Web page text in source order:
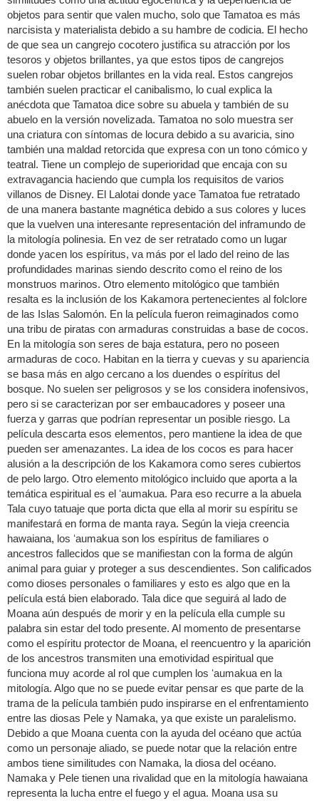
objetos para sentir que valen mucho, solo que Tamatoa es más
narcisista y materialista debido a su hambre de codicia. El hecho
de que sea un cangrejo cocotero justifica su atracción por los
tesoros y objetos brillantes, ya que estos tipos de cangrejos
suelen robar objetos brillantes en la vida real. Estos cangrejos
también suelen practicar el canibalismo, lo cual explica la
anécdota que Tamatoa dice sobre su abuela y también de su
abuelo en la versión novelizada. Tamatoa no solo muestra ser
una criatura con síntomas de locura debido a su avaricia, sino
también una maldad retorcida que expresa con un tono cómico y
teatral. Tiene un complejo de superioridad que encaja con su
extravagancia haciendo que cumpla los requisitos de varios
villanos de Disney. El Lalotai donde yace Tamatoa fue retratado
de una manera bastante magnética debido a sus colores y luces
que la vuelven una interesante representación del inframundo de
la mitología polinesia. En vez de ser retratado como un lugar
donde yacen los espíritus, va más por el lado del reino de las
profundidades marinas siendo descrito como el reino de los
monstruos marinos. Otro elemento mitológico que también
resalta es la inclusión de los Kakamora pertenecientes al folclore
de las Islas Salomón. En la película fueron reimaginados como
una tribu de piratas con armaduras construidas a base de cocos.
En la mitología son seres de baja estatura, pero no poseen
armaduras de coco. Habitan en la tierra y cuevas y su apariencia
se basa más en algo cercano a los duendes o espíritus del
bosque. No suelen ser peligrosos y se los considera inofensivos,
pero si se caracterizan por ser embaucadores y poseer una
fuerza y garras que podrían representar un posible riesgo. La
película descarta esos elementos, pero mantiene la idea de que
pueden ser amenazantes. La idea de los cocos es para hacer
alusión a la descripción de los Kakamora como seres cubiertos
de pelo largo. Otro elemento mitológico incluido que aporta a la
temática espiritual es el ʻaumakua. Para eso recurre a la abuela
Tala cuyo tatuaje que porta dicta que ella al morir su espíritu se
manifestará en forma de manta raya. Según la vieja creencia
hawaiana, los ʻaumakua son los espíritus de familiares o
ancestros fallecidos que se manifiestan con la forma de algún
animal para guiar y proteger a sus descendientes. Son calificados
como dioses personales o familiares y esto es algo que en la
película está bien elaborado. Tala dice que seguirá al lado de
Moana aún después de morir y en la película ella cumple su
palabra sin estar del todo presente. Al momento de presentarse
como el espíritu protector de Moana, el reencuentro y la aparición
de los ancestros transmiten una emotividad espiritual que
funciona muy acorde al rol que cumplen los ʻaumakua en la
mitología. Algo que no se puede evitar pensar es que parte de la
trama de la película también pudo inspirarse en el enfrentamiento
entre las diosas Pele y Namaka, ya que existe un paralelismo.
Debido a que Moana cuenta con la ayuda del océano que actúa
como un personaje aliado, se puede notar que la relación entre
ambos tiene similitudes con Namaka, la diosa del océano.
Namaka y Pele tienen una rivalidad que en la mitología hawaiana
representa la lucha entre el fuego y el agua. Moana usa su